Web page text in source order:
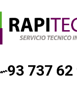
93 737 62